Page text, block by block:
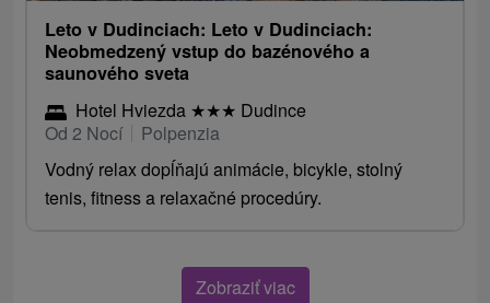
Leto v Dudinciach: Leto v Dudinciach:
Neobmedzený vstup do bazénového a
saunového sveta
Hotel Hviezda ★★★ Dudince
Od 2 Nocí
Polpenzia
Vodný relax dopĺňajú animácie, bicykle, stolný
tenis, fitness a relaxačné procedúry.
Zobraziť viac